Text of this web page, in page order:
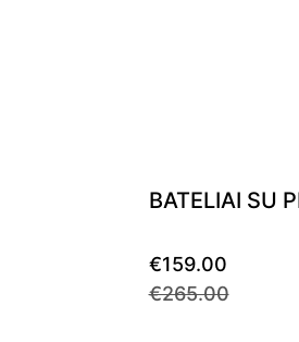
BATELIAI SU
€159.00
€265.00